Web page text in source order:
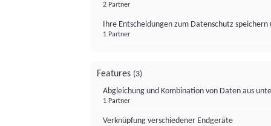
2 Partner
Ihre Entscheidungen zum Datenschutz
1 Partner
Features (3)
Abgleichung und Kombination von Daten aus
1 Partner
Verknüpfung verschiedener Endgeräte